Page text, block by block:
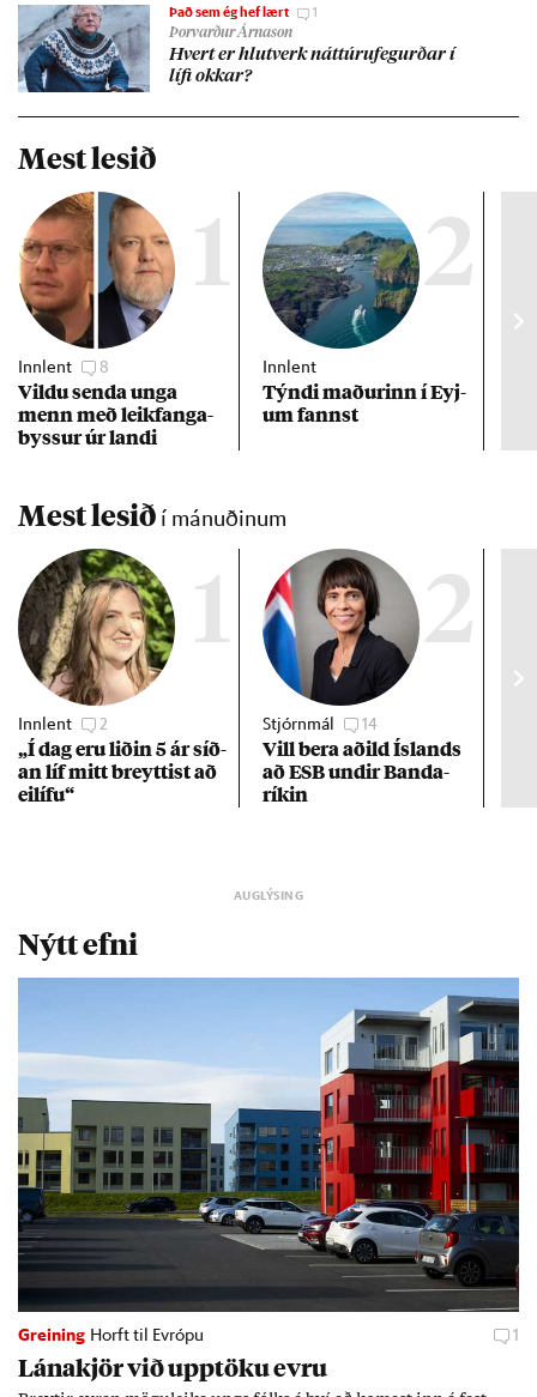
Það sem ég hef lært 1
Þorvarður Árnason
Hvert er hlut­verk nátt­úru­feg­urð­ar í
lífi okk­ar?
Mest lesið
1
Innlent 8
Vildu senda unga
menn með leik­fanga­
byss­ur úr landi
2
Innlent
Týndi mað­ur­inn í Eyj­
um fannst
Mest lesið í mánuðinum
1
Innlent 2
„Í dag eru lið­in 5 ár síð­
an líf mitt breytt­ist að
ei­lífu“
2
Stjórnmál 14
Vill bera að­ild Ís­lands
að ESB und­ir Banda­
rík­in
Nýtt efni
Greining Horft til Evrópu 1
Lána­kjör við upp­töku evru